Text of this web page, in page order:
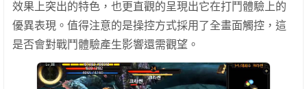
效果上突出的特色，也更直觀的呈現出它在打鬥體驗上的
優異表現。值得注意的是操控方式採用了全畫面觸控，這
是否會對戰鬥體驗產生影響還需觀望。